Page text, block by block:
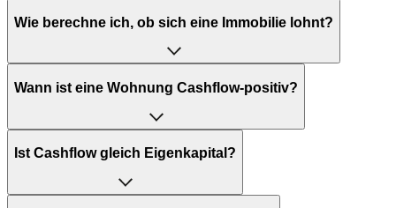
Wie berechne ich, ob sich eine Immobilie lohnt?
Um zu berechnen, ob sich eine Immobilie lohnt, sollten Sie
Wertsteigerungspotenziale analysieren. Berücksichtigen
Sie dabei Kaufpreis, laufende Kosten, mögliche
Mieteinnahmen und Steuervorteile.
Wann ist eine Wohnung Cashflow-positiv?
Eine Wohnung ist Cashflow-positiv, wenn die monatlichen
wie Kreditraten, Betriebskosten und Instandhaltung
übersteigen.
Ist Cashflow gleich Eigenkapital?